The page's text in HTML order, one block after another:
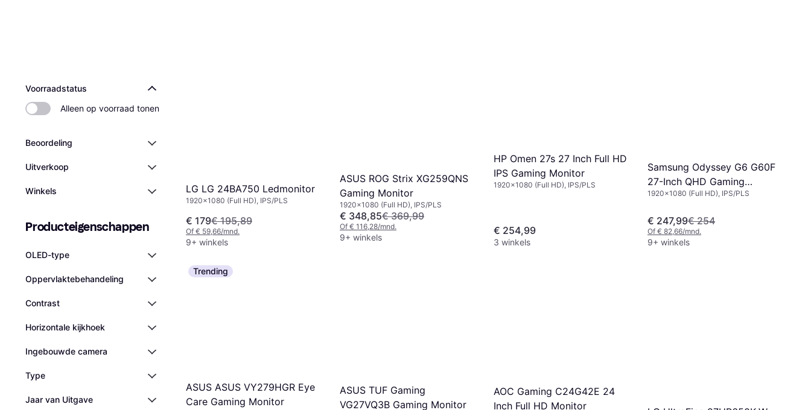
Voorraadstatus
Alleen op voorraad tonen
Beoordeling
Uitverkoop
Winkels
Producteigenschappen
OLED-type
Oppervlaktebehandeling
Contrast
Horizontale kijkhoek
Ingebouwde camera
Type
Jaar van Uitgave
LG LG 24BA750 Ledmonitor
1920x1080 (Full HD), IPS/PLS
€ 179€ 195,89
Of € 59,66/mnd.
9+ winkels
ASUS ROG Strix XG259QNS
Gaming Monitor
1920x1080 (Full HD), IPS/PLS
€ 348,85€ 369,99
Of € 116,28/mnd.
9+ winkels
HP Omen 27s 27 Inch Full HD
IPS Gaming Monitor
1920x1080 (Full HD), IPS/PLS
€ 254,99
3 winkels
Samsung Odyssey G6 G60F
27-Inch QHD Gaming
Monitor
1920x1080 (Full HD), IPS/PLS
€ 247,99€ 254
Of € 82,66/mnd.
9+ winkels
Trending
ASUS ASUS VY279HGR Eye
Care Gaming Monitor
ASUS TUF Gaming
VG27VQ3B Gaming Monitor
AOC Gaming C24G42E 24
Inch Full HD Monitor